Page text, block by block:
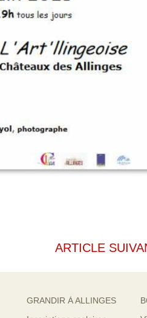
ARTICLE
GRANDIR À ALLINGES